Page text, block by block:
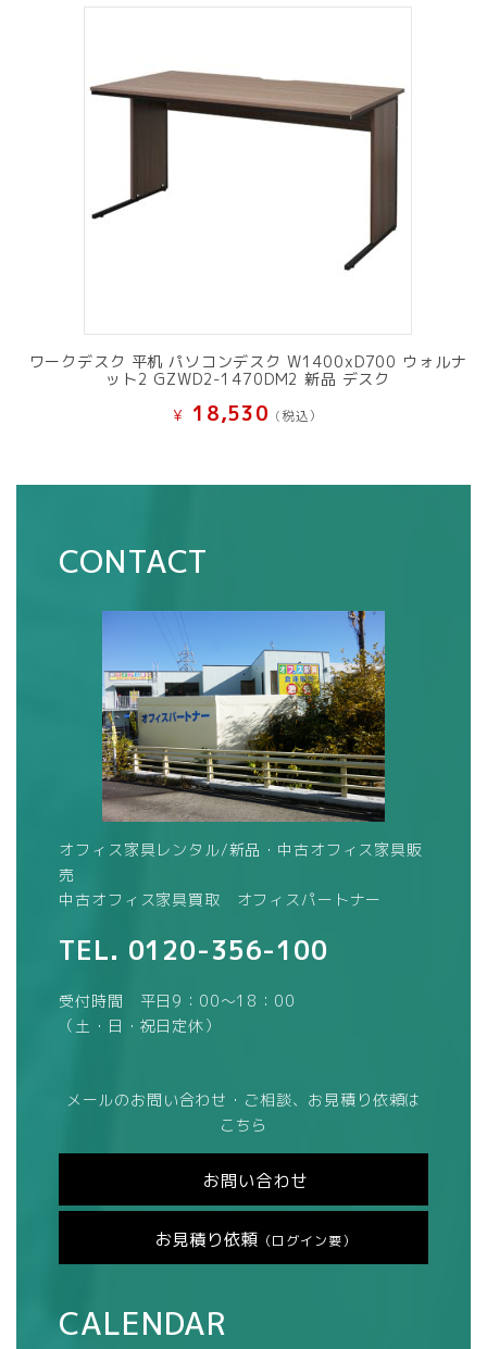
ワークデスク 平机 パソコンデスク W1400xD700 ウォルナ
ット2 GZWD2-1470DM2 新品 デスク
¥ 18,530 (税込）
CONTACT
オフィス家具レンタル/新品・中古オフィス家具販
売
中古オフィス家具買取 オフィスパートナー
TEL. 0120-356-100
受付時間 平日9：00～18：00
（土・日・祝日定休）
メールのお問い合わせ・ご相談、お見積り依頼は
こちら
お問い合わせ
お見積り依頼 （ログイン要）
CALENDAR